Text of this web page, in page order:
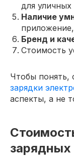
для уличных
Наличие
Бренд и
Стоимость
Чтобы понять,
зарядки
аспекты, а не
зарядных